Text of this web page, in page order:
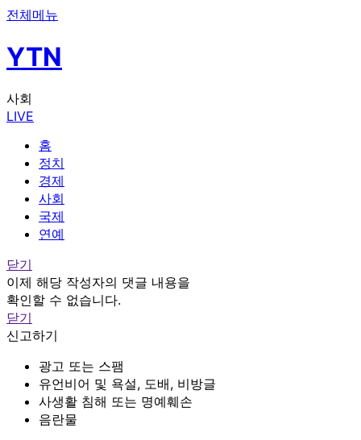
전체메뉴
YTN
사회
LIVE
홈
정치
경제
사회
국제
연예
닫기
이제 해당 작성자의 댓글 내용을
확인할 수 없습니다.
닫기
신고하기
광고 또는 스팸
유언비어 및 욕설, 도배, 비방글
사생활 침해 또는 명예훼손
음란물